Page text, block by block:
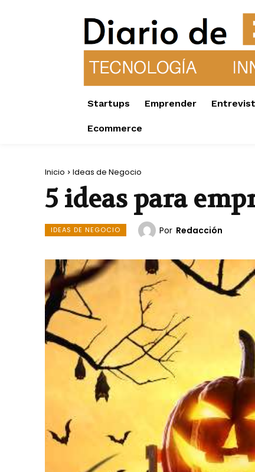
Startups Emprender
Ecommerce
Inicio Ideas de Negocio
5 ideas para
IDEAS DE NEGOCIO Por Redacción